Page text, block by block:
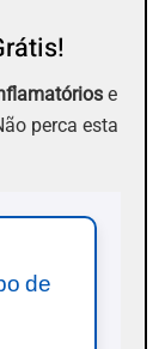
e
perca esta
de